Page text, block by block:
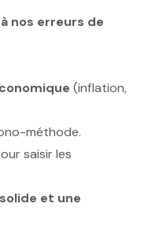
nos erreurs de
(inflation,
méthode.
saisir les
et une